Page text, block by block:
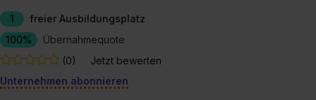
1
freier Ausbildungsplatz
100%
Übernahmequote
(0)
Jetzt bewerten
Unternehmen abonnieren